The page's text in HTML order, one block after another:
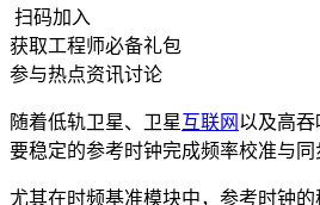
扫码加入
获取工程师必备礼包
参与热点资讯讨论
随着低轨卫星、卫星互联网 以及高吞
要稳定的参考时钟完成频率校准与同
尤其在时频基准模块中，参考时钟